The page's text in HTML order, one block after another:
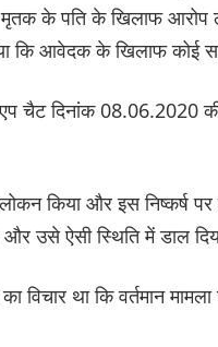
के पति के खिलाफ आरोप
कि आवेदक के खिलाफ
चैट दिनांक 08.06.2020
किया और इस निष्कर्ष
उसे ऐसी स्थिति में डाल
विचार था कि वर्तमान